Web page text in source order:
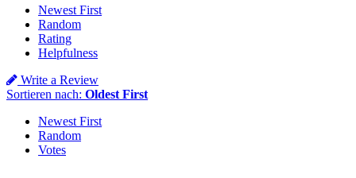
Newest First
Random
Rating
Helpfulness
Write a Review
Sortieren nach: Oldest First
Newest First
Random
Votes